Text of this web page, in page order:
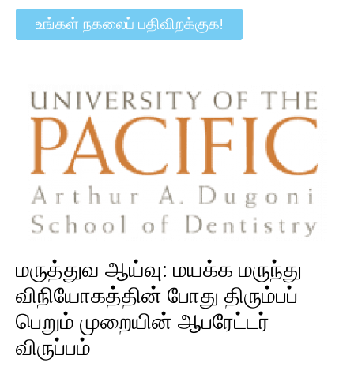
உங்கள் நகலைப் பதிவிறக்குக!
மருத்துவ ஆய்வு: மயக்க மருந்து
விநியோகத்தின் போது திரும்பப்
பெறும் முறையின் ஆபரேட்டர்
விருப்பம்